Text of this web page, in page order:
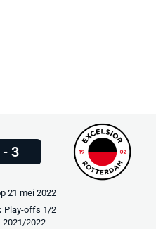
- 3
21 mei 2022
Play-offs 1/2
2021/2022